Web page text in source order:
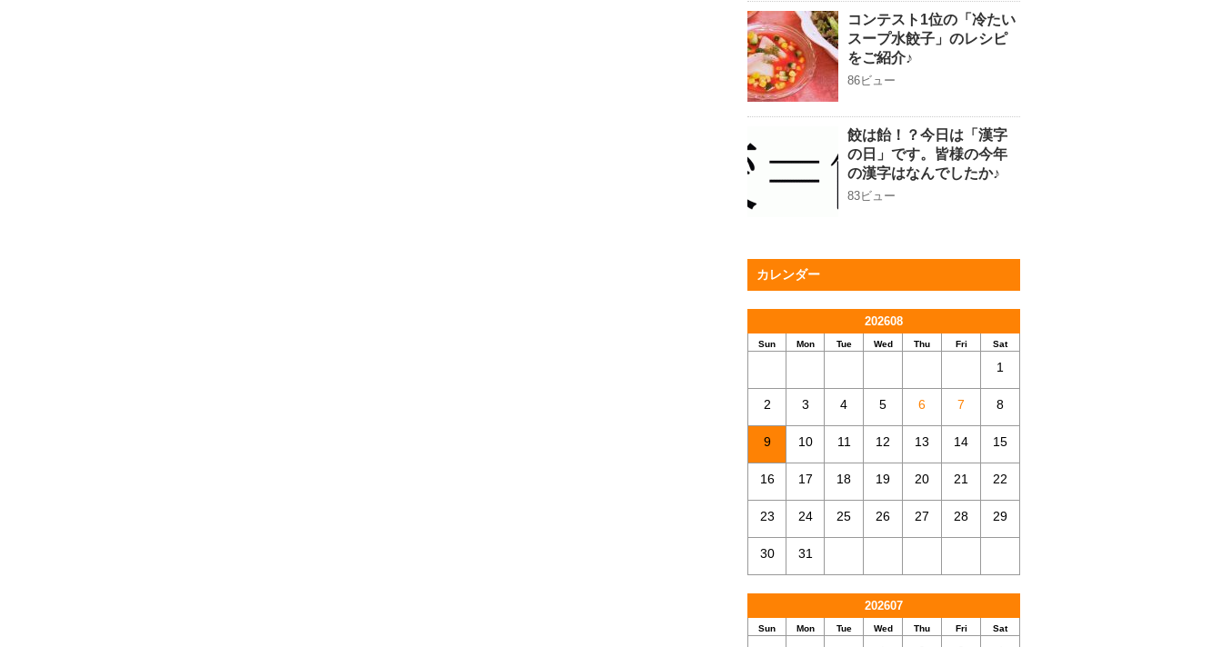
コンテスト1位の「冷たい
スープ水餃子」のレシピ
をご紹介♪
86ビュー
餃は飴！？今日は「漢字
の日」です。皆様の今年
の漢字はなんでしたか♪
83ビュー
カレンダー
202608
Sun Mon Tue Wed Thu Fri Sat
1
2 3 4 5 6 7 8
9 10 11 12 13 14 15
16 17 18 19 20 21 22
23 24 25 26 27 28 29
30 31
202607
Sun Mon Tue Wed Thu Fri Sat